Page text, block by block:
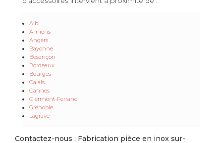
Albi
Amiens
Angers
Bayonne
Besançon
Bordeaux
Bourges
Calais
Cannes
Clermont-Ferrand
Grenoble
Lagrave
Contactez-nous : Fabrication pièce en inox sur-